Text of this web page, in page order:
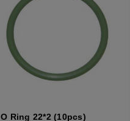
O Ring 22*2 (10pcs)